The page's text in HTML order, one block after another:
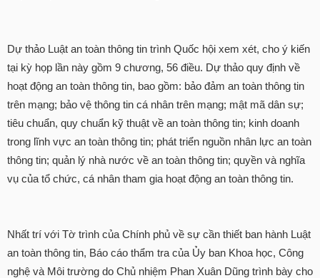
Dự thảo Luật an toàn thông tin trình Quốc hội xem xét, cho ý kiến
tại kỳ họp lần này gồm 9 chương, 56 điều. Dự thảo quy định về
hoạt động an toàn thông tin, bao gồm: bảo đảm an toàn thông tin
trên mạng; bảo vệ thông tin cá nhân trên mạng; mật mã dân sự;
tiêu chuẩn, quy chuẩn kỹ thuật về an toàn thông tin; kinh doanh
trong lĩnh vực an toàn thông tin; phát triển nguồn nhân lực an toàn
thông tin; quản lý nhà nước về an toàn thông tin; quyền và nghĩa
vụ của tổ chức, cá nhân tham gia hoạt động an toàn thông tin.
Nhất trí với Tờ trình của Chính phủ về sự cần thiết ban hành Luật
an toàn thông tin, Báo cáo thẩm tra của Ủy ban Khoa học, Công
nghệ và Môi trường do Chủ nhiệm Phan Xuân Dũng trình bày cho